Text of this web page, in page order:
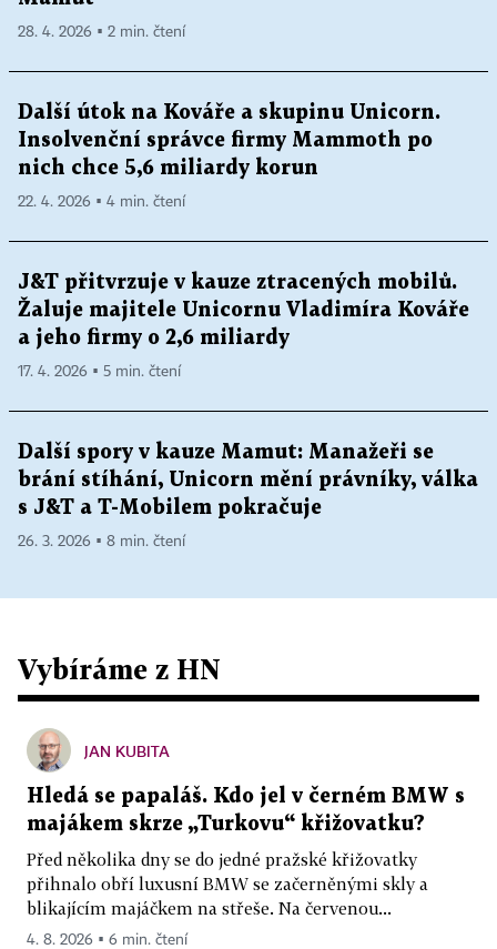
28. 4. 2026 ▪ 2 min. čtení
Další útok na Kováře a skupinu Unicorn.
Insolvenční správce firmy Mammoth po
nich chce 5,6 miliardy korun
22. 4. 2026 ▪ 4 min. čtení
J&T přitvrzuje v kauze ztracených mobilů.
Žaluje majitele Unicornu Vladimíra Kováře
a jeho firmy o 2,6 miliardy
17. 4. 2026 ▪ 5 min. čtení
Další spory v kauze Mamut: Manažeři se
brání stíhání, Unicorn mění právníky, válka
s J&T a T-Mobilem pokračuje
26. 3. 2026 ▪ 8 min. čtení
Vybíráme z HN
JAN KUBITA
Hledá se papaláš. Kdo jel v černém BMW s
majákem skrze „Turkovu“ křižovatku?
Před několika dny se do jedné pražské křižovatky
přihnalo obří luxusní BMW se začerněnými skly a
blikajícím majáčkem na střeše. Na červenou...
4. 8. 2026 ▪ 6 min. čtení